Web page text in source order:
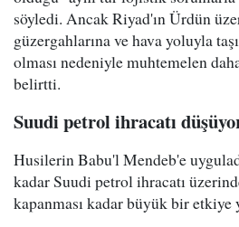
söyledi. Ancak Riyad'ın Ürdün
güzergahlarına ve hava yoluyla
olması nedeniyle muhtemelen
belirtti.
Suudi petrol ihracatı
Husilerin Babu'l Mendeb'e
kadar Suudi petrol ihracatı
kapanması kadar büyük bir etkiye